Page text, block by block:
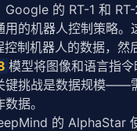
Google 的 RT-1 和
用的机器人控制策略。
模型将图像和语言指
键挑战是数据规模——
据。
的 AlphaStar